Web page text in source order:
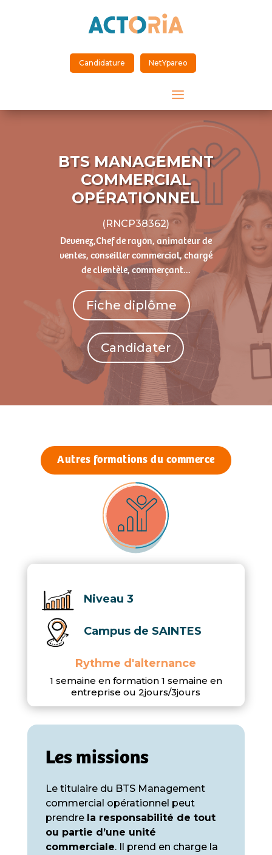
Candidature NetYpareo
a
BTS MANAGEMENT
COMMERCIAL
OPÉRATIONNEL
(RNCP38362)
Devenez,Chef de rayon, animateur de
ventes, conseiller commercial, chargé
de clientèle, commerçant...
Fiche diplôme
Candidater
Autres formations du commerce
Niveau 3
Campus de SAINTES
Rythme d'alternance
1 semaine en formation 1 semaine en
entreprise ou 2jours/3jours
Les missions
Le titulaire du BTS Management
commercial opérationnel peut
prendre la responsabilité de tout
ou partie d’une unité
commerciale. Il prend en charge la